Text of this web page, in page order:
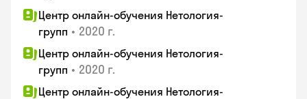
Центр онлайн-обучения Нетология-
групп • 2020 г.
Центр онлайн-обучения Нетология-
групп • 2020 г.
Центр онлайн-обучения Нетология-